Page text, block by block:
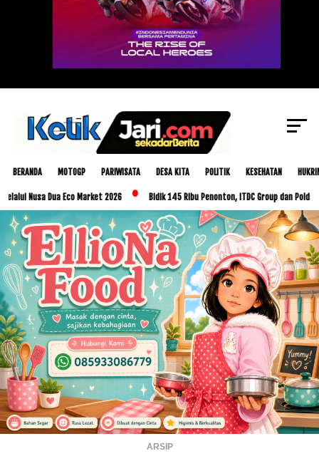
BERANDA MOTOGP PARIWISATA DESA KITA POLITIK KESEHATAN
Dua Eco Market 2026 Bidik 145 Ribu Penonton, ITDC Group dan Polda NTB
ARSIP